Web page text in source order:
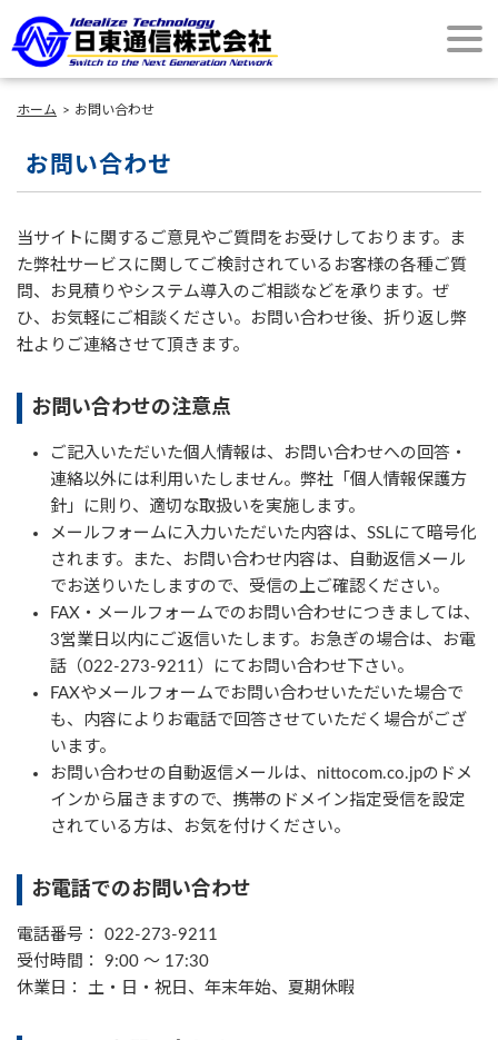
ホーム お問い合わせ
お問い合わせ
当サイトに関するご意見やご質問をお受けしております。ま
た弊社サービスに関してご検討されているお客様の各種ご質
問、お見積りやシステム導入のご相談などを承ります。ぜ
ひ、お気軽にご相談ください。お問い合わせ後、折り返し弊
社よりご連絡させて頂きます。
お問い合わせの注意点
ご記入いただいた個人情報は、お問い合わせへの回答・
連絡以外には利用いたしません。弊社「個人情報保護方
針」に則り、適切な取扱いを実施します。
メールフォームに入力いただいた内容は、SSLにて暗号化
されます。また、お問い合わせ内容は、自動返信メール
でお送りいたしますので、受信の上ご確認ください。
FAX・メールフォームでのお問い合わせにつきましては、
3営業日以内にご返信いたします。お急ぎの場合は、お電
話（022-273-9211）にてお問い合わせ下さい。
FAXやメールフォームでお問い合わせいただいた場合で
も、内容によりお電話で回答させていただく場合がござ
います。
お問い合わせの自動返信メールは、nittocom.co.jpのドメ
インから届きますので、携帯のドメイン指定受信を設定
されている方は、お気を付けください。
お電話でのお問い合わせ
電話番号： 022-273-9211
受付時間： 9:00 ～ 17:30
休業日： 土・日・祝日、年末年始、夏期休暇